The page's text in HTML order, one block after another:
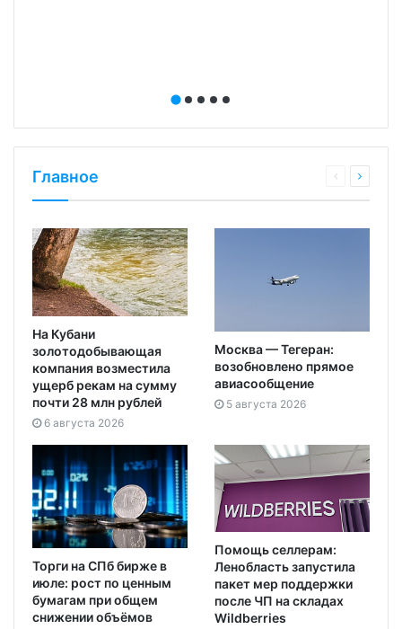
Главное
На Кубани
золотодобывающая
компания возместила
ущерб рекам на сумму
почти 28 млн рублей
6 августа 2026
Москва — Тегеран:
возобновлено прямое
авиасообщение
5 августа 2026
Торги на СПб бирже в
июле: рост по ценным
бумагам при общем
снижении объёмов
Помощь селлерам:
Ленобласть запустила
пакет мер поддержки
после ЧП на складах
Wildberries